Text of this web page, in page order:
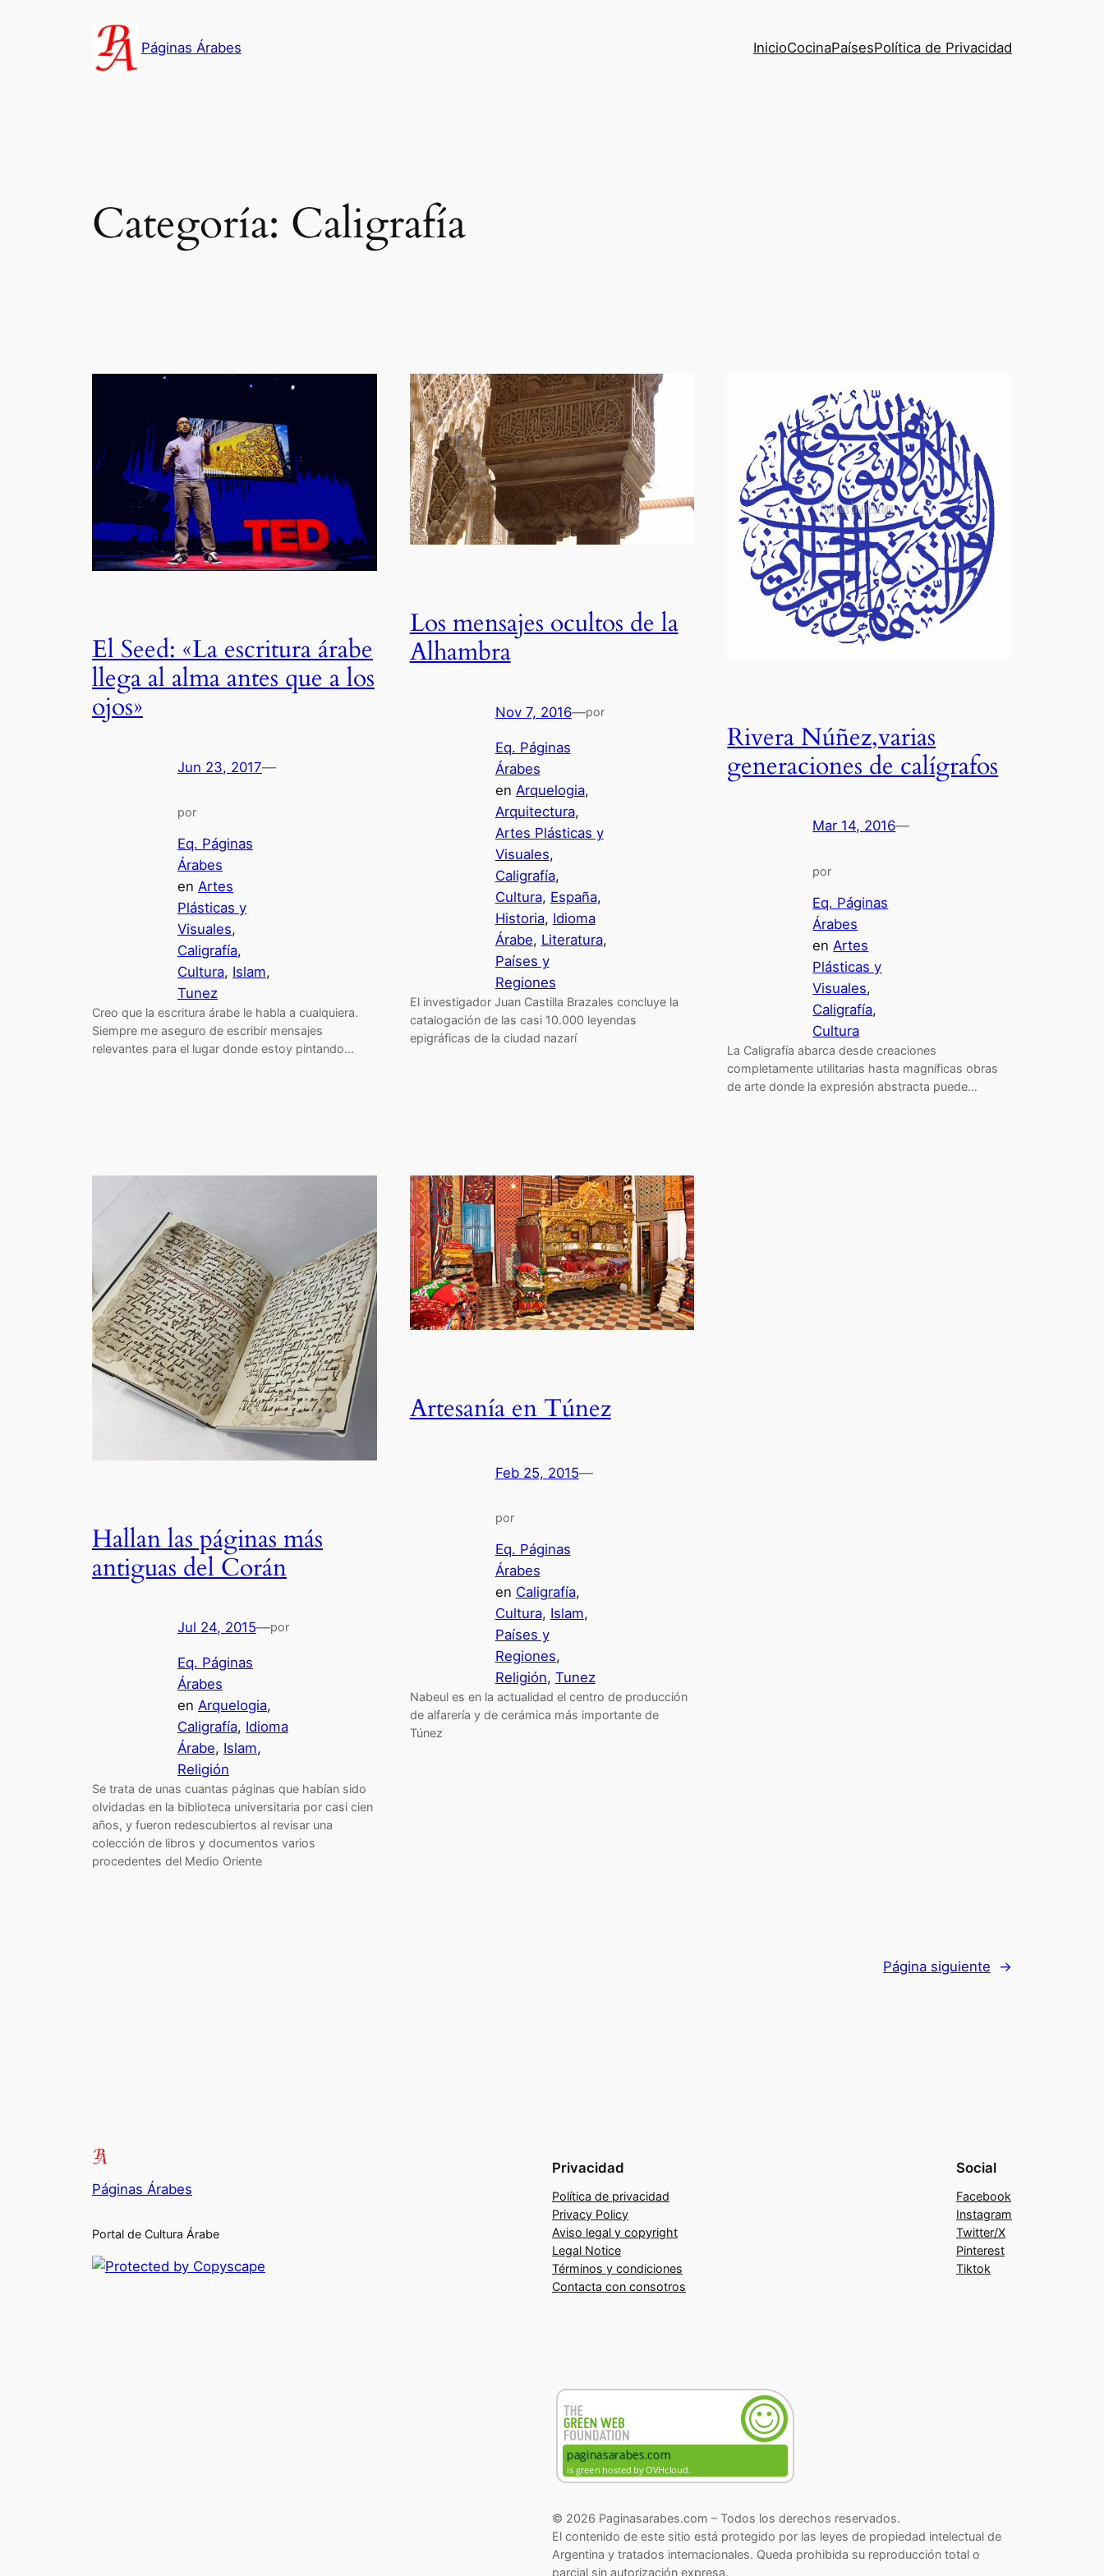
Páginas Árabes InicioCocinaPaísesPolítica de Privacidad
Categoría: Caligrafía
El Seed: «La escritura árabe
llega al alma antes que a los
ojos»
Jun 23, 2017—
por
Eq. Páginas
Árabes
en Artes
Plásticas y
Visuales
Caligrafía
Cultura, Islam
Tunez
Creo que la escritura árabe le habla a cualquiera.
Siempre me aseguro de escribir mensajes
relevantes para el lugar donde estoy pintando…
Los mensajes ocultos de la
Alhambra
Nov 7, 2016—por
Eq. Páginas
Árabes
en Arquelogia
Arquitectura
Artes Plásticas y
Visuales
Caligrafía
Cultura, España
Historia, Idioma
Árabe, Literatura
Países y
Regiones
El investigador Juan Castilla Brazales concluye la
catalogación de las casi 10.000 leyendas
epigráficas de la ciudad nazarí
Rivera Núñez,varias
generaciones de calígrafos
Mar 14, 2016—
por
Eq. Páginas
Árabes
enArtes
Plásticas y
Visuales
Caligrafía
Cultura
La Caligrafía abarca desde creaciones
completamente utilitarias hasta magníficas obras
de arte donde la expresión abstracta puede…
Hallan las páginas más
antiguas del Corán
Jul 24, 2015—por
Eq. Páginas
Árabes
en Arquelogia
Caligrafía, Idioma
Árabe, Islam
Religión
Se trata de unas cuantas páginas que habían sido
olvidadas en la biblioteca universitaria por casi cien
años, y fueron redescubiertos al revisar una
colección de libros y documentos varios
procedentes del Medio Oriente
Artesanía en Túnez
Feb 25, 2015—
por
Eq. Páginas
Árabes
en Caligrafía
Cultura, Islam
Países y
Regiones
Religión, Tunez
Nabeul es en la actualidad el centro de producción
de alfarería y de cerámica más importante de
Túnez
Página siguiente →
Páginas Árabes
Portal de Cultura Árabe
Privacidad
Política de privacidad
Privacy Policy
Aviso legal y copyright
Legal Notice
Términos y condiciones
Contacta con consotros
Social
Facebook
Instagram
Twitter/X
Pinterest
Tiktok
© 2026 Paginasarabes.com – Todos los derechos reservados.
El contenido de este sitio está protegido por las leyes de propiedad intelectual de
Argentina y tratados internacionales. Queda prohibida su reproducción total o
parcial sin autorización expresa.